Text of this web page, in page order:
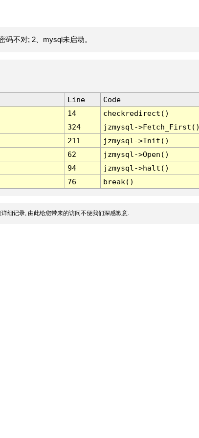
码不对; 2、mysql未启动。
Line
Code
14
checkredirect()
324
jzmysql-
211
jzmysql->Init()
62
jzmysql->Open()
94
jzmysql->halt()
76 break()
细记录, 由此给您带来的访问不便我们深感歉意.